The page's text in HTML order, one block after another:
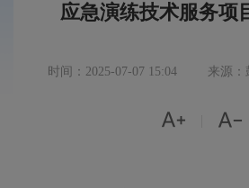
应急演练技术服务项
时间：2025-07-07 15:04 来源
 